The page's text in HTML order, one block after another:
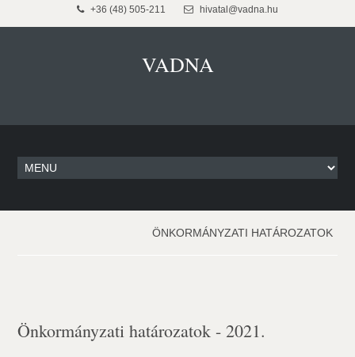
+36 (48) 505-211 hivatal@vadna.hu
VADNA
ÖNKORMÁNYZATI HATÁROZATOK
Önkormányzati határozatok - 2021.